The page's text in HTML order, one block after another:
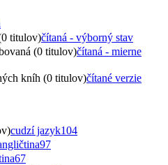
titulov)čítaná - výborný stav
(0 titulov)čítaná - mierne
kníh (0 titulov)čítané verzie
cudzí jazyk104
97
67